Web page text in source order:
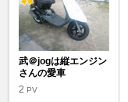
武＠jogは縦エンジン
さんの愛車
2 PV